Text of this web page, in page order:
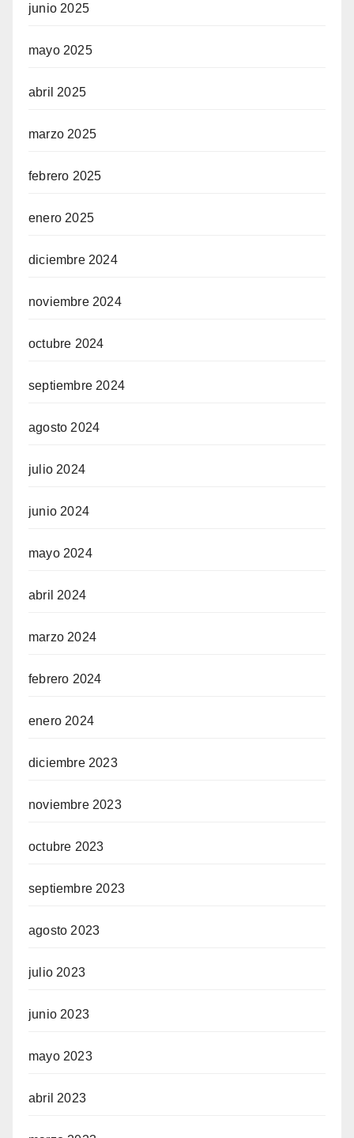
junio 2025
mayo 2025
abril 2025
marzo 2025
febrero 2025
enero 2025
diciembre 2024
noviembre 2024
octubre 2024
septiembre 2024
agosto 2024
julio 2024
junio 2024
mayo 2024
abril 2024
marzo 2024
febrero 2024
enero 2024
diciembre 2023
noviembre 2023
octubre 2023
septiembre 2023
agosto 2023
julio 2023
junio 2023
mayo 2023
abril 2023